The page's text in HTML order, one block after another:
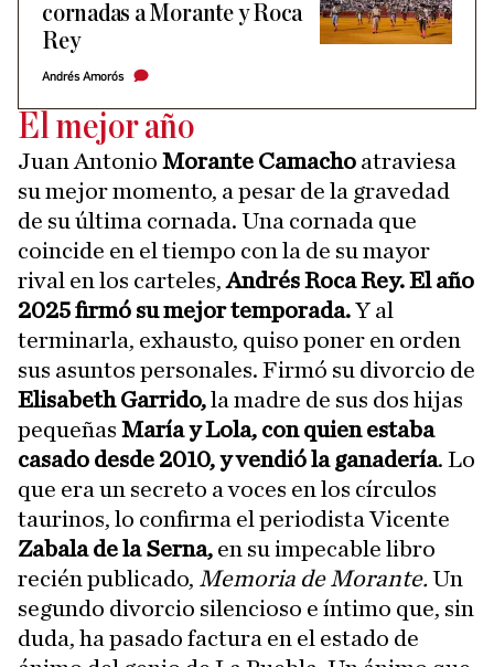
cornadas a Morante y Roca
Rey
Andrés Amorós
El mejor año
Juan Antonio Morante Camacho atraviesa
su mejor momento, a pesar de la gravedad
de su última cornada. Una cornada que
coincide en el tiempo con la de su mayor
rival en los carteles,Andrés Roca Rey. El año
2025 firmó su mejor temporada.Y al
terminarla, exhausto, quiso poner en orden
sus asuntos personales. Firmó su divorcio de
Elisabeth Garrido,la madre de sus dos hijas
pequeñas María y Lola, con quien estaba
casado desde 2010, y vendió la ganadería. Lo
que era un secreto a voces en los círculos
taurinos, lo confirma el periodista Vicente
Zabala de la Serna, en su impecable libro
recién publicado, Memoria de Morante. Un
segundo divorcio silencioso e íntimo que, sin
duda, ha pasado factura en el estado de